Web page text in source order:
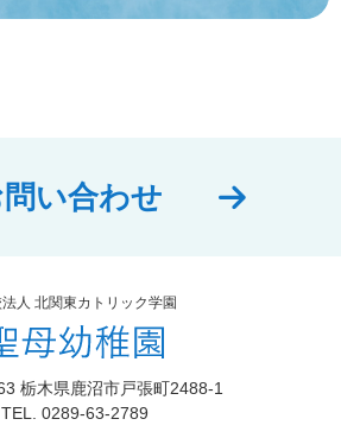
い合わせ
人 北関東カトリック学園
栃木県鹿沼市戸張町2488-1
TEL. 0289-63-2789